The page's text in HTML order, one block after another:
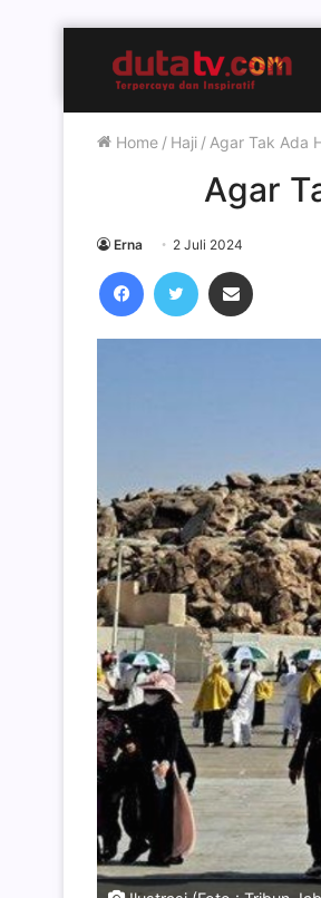
Home / Haji / Agar Tak Ada
Agar
Erna 2 Juli 2024
FacebookTwitter